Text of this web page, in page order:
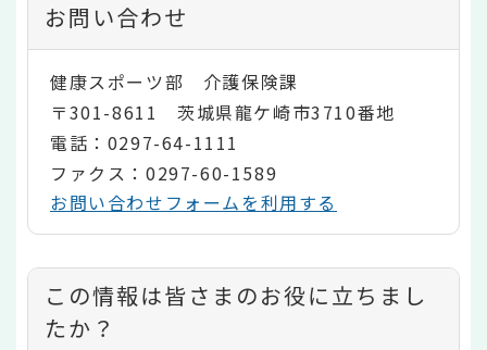
お問い合わせ
健康スポーツ部 介護保険課
〒301-8611 茨城県龍ケ崎市3710番地
電話：0297-64-1111
ファクス：0297-60-1589
お問い合わせフォームを利用する
コ
ン
この情報は皆さまのお役に立ちまし
たか？